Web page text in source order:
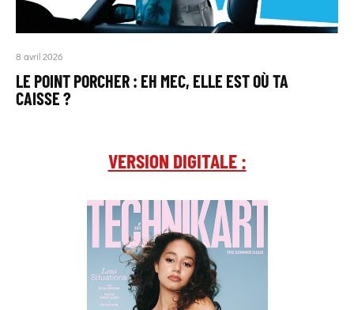
8 avril 2026
LE POINT PORCHER : EH MEC, ELLE EST OÙ TA
CAISSE ?
VERSION DIGITALE :